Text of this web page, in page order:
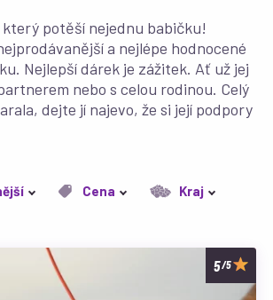
který potěší nejednu babičku!
a nejlépe hodnocené
Nejlepší dárek je zážitek. Ať už jej
nebo s celou rodinou. Celý
dejte jí najevo, že si její podpory
Cena Kraj
/5